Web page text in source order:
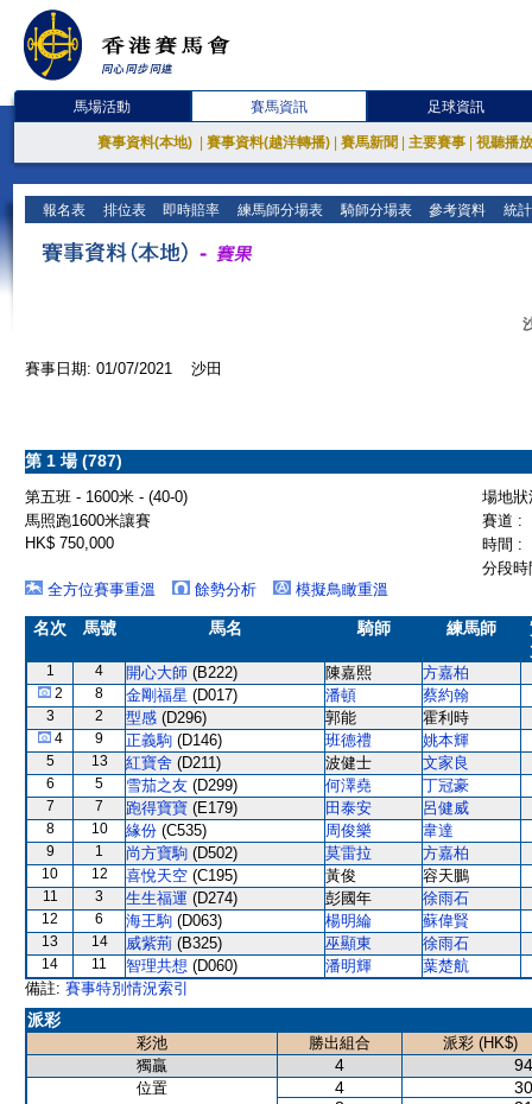
馬場活動 賽馬資訊 足球資訊
賽事資料(本地) 賽事資料(越洋轉播) 賽馬新聞 主要賽事 視聽播
報名表 排位表 即時賠率 練馬師分場表 騎師分場表 參考資料 統
賽事日期: 01/07/2021 沙田
第 1 場 (787)
第五班 - 1600米 - (40-0)
場地
馬照跑1600米讓賽
賽道 :
HK$ 750,000
時間 :
分段
全方位賽事重溫
餘勢分析 模擬鳥瞰重溫
名次 馬號 馬名 騎師 練馬師
1 4 開心大師 (B222) 陳嘉熙 方嘉柏
2 8 金剛福星 (D017) 潘頓 蔡約翰
3 2 型感 (D296) 郭能 霍利時
4 9 正義駒 (D146) 班德禮 姚本輝
5 13 紅寶舍 (D211) 波健士 文家良
6 5 雪茄之友 (D299) 何澤堯 丁冠豪
7 7 跑得寶寶 (E179) 田泰安 呂健威
8 10 緣份 (C535) 周俊樂 韋達
9 1 尚方寶駒 (D502) 莫雷拉 方嘉柏
10 12 喜悅天空 (C195) 黃俊 容天鵬
11 3 生生福運 (D274) 彭國年 徐雨石
12 6 海王駒 (D063) 楊明綸 蘇偉賢
13 14 威紫荊 (B325) 巫顯東 徐雨石
14 11 智理共想 (D060) 潘明輝
葉楚航
備註: 賽事特別情況索引
派彩
彩池 勝出組合
派彩 (HK$)
獨贏
4
位置 4